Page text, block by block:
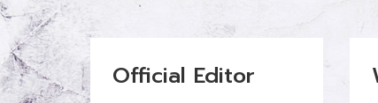
Official Editor